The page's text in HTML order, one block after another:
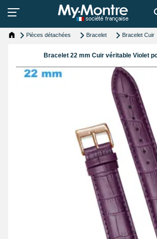
Pièces détachées Bracelet Bracelet Cuir
Bracelet 22 mm Cuir véritable Violet